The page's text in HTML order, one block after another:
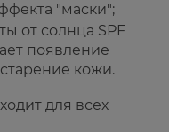
"маски";
от солнца SPF
появление
кожи.
для всех